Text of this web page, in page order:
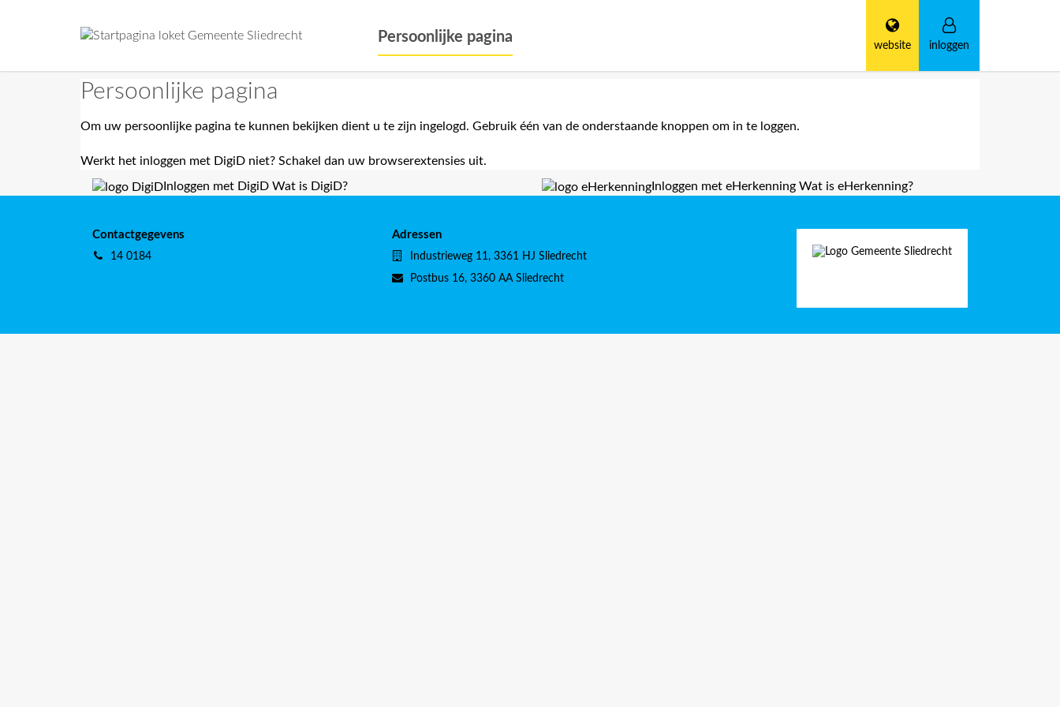
Persoonlijke pagina
website inloggen
Persoonlijke pagina
Om uw persoonlijke pagina te kunnen bekijken dient u te zijn ingelogd. Gebruik één van de onderstaande knoppen om in te loggen.
Werkt het inloggen met DigiD niet? Schakel dan uw browserextensies uit.
Inloggen met DigiD Wat is DigiD? Inloggen met eHerkenning Wat is eHerkenning?
Contactgegevens
Telefoon
14 0184
Adressen
Bezoekadres
Industrieweg 11, 3361 HJ Sliedrecht
Postadres
Postbus 16, 3360 AA Sliedrecht